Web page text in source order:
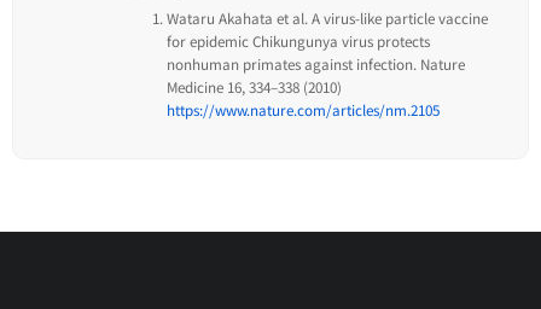
Wataru Akahata et al. A virus-like particle vaccine
for epidemic Chikungunya virus protects
nonhuman primates against infection. Nature
Medicine 16, 334–338 (2010)
https://www.nature.com/articles/nm.2105